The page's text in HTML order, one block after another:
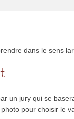
dans le sens
un jury qui se
pour choisir le